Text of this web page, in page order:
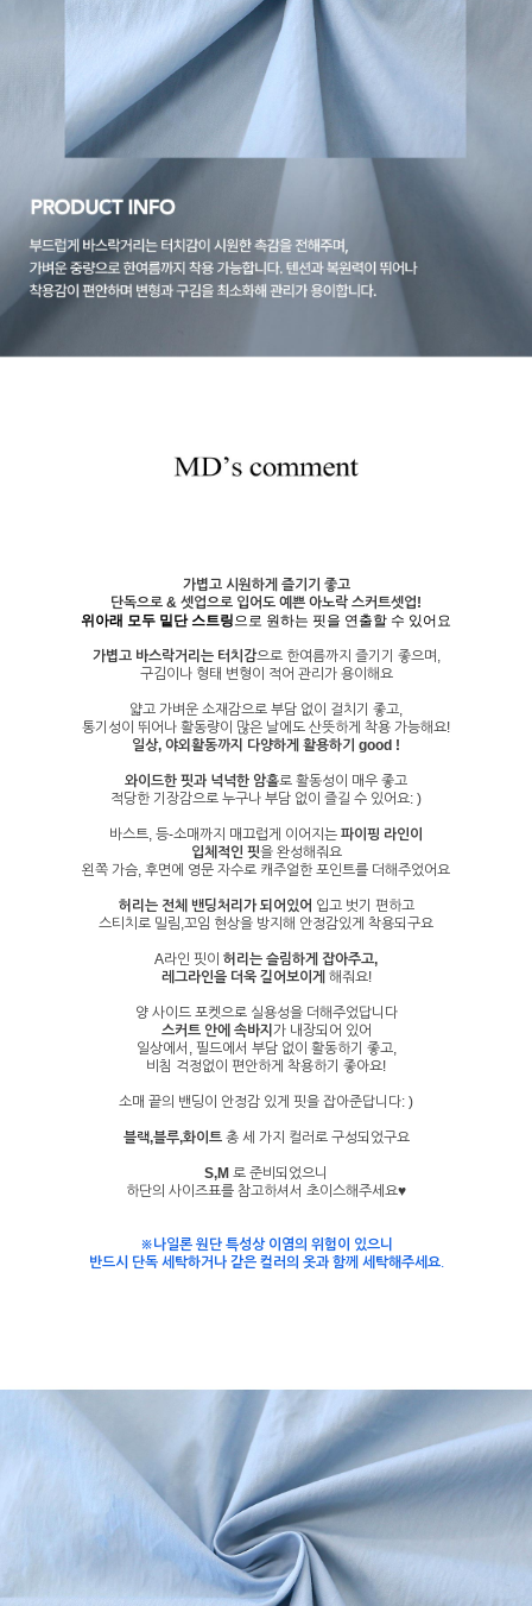
가볍고 시원하게 즐기기 좋고
단독으로 & 셋업으로 입어도 예쁜 아노락 스커트셋업!
위아래 모두 밑단 스트링으로 원하는 핏을 연출할 수 있어요
가볍고 바스락거리는 터치감으로 한여름까지 즐기기 좋으며,
구김이나 형태 변형이 적어 관리가 용이해요
얇고 가벼운 소재감으로 부담 없이 걸치기 좋고,
통기성이 뛰어나 활동량이 많은 날에도 산뜻하게 착용 가능해요!
일상, 야외활동까지 다양하게 활용하기 good !
와이드한 핏과 넉넉한 암홀로 활동성이 매우 좋고
적당한 기장감으로 누구나 부담 없이 즐길 수 있어요: )
바스트, 등-소매까지 매끄럽게 이어지는 파이핑 라인이
입체적인 핏을 완성해줘요
왼쪽 가슴, 후면에 영문 자수로 캐주얼한 포인트를 더해주었어요
허리는 전체 밴딩처리가 되어있어 입고 벗기 편하고
스티치로 밀림,꼬임 현상을 방지해 안정감있게 착용되구요
A라인 핏이 허리는 슬림하게 잡아주고,
레그라인을 더욱 길어보이게 해줘요!
양 사이드 포켓으로 실용성을 더해주었답니다
스커트 안에 속바지 가 내장되어 있어
일상에서, 필드에서 부담 없이 활동하기 좋고,
비침 걱정없이 편안하게 착용하기 좋아요!
소매 끝의 밴딩이 안정감 있게 핏을 잡아준답니다: )
블랙,블루,화이트총 세 가지 컬러로 구성되었구요
S,M 로 준비되었으니
하단의 사이즈표를 참고하셔서 초이스해주세요♥
※나일론 원단 특성상 이염의 위험이 있으니
반드시 단독 세탁하거나 같은 컬러의 옷과 함께 세탁해주세요.